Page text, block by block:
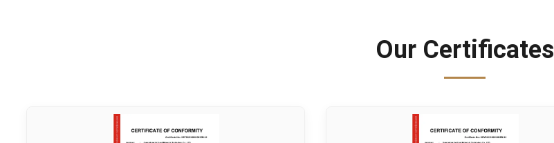
Our Certificates